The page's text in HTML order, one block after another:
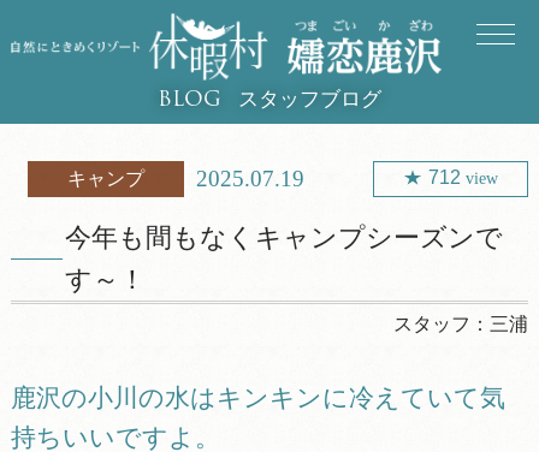
BLOG スタッフブログ
キャンプ 2025.07.19 712 view
今年も間もなくキャンプシーズンで
す～！
スタッフ： 三浦
鹿沢の小川の水はキンキンに冷えていて気
持ちいいですよ。